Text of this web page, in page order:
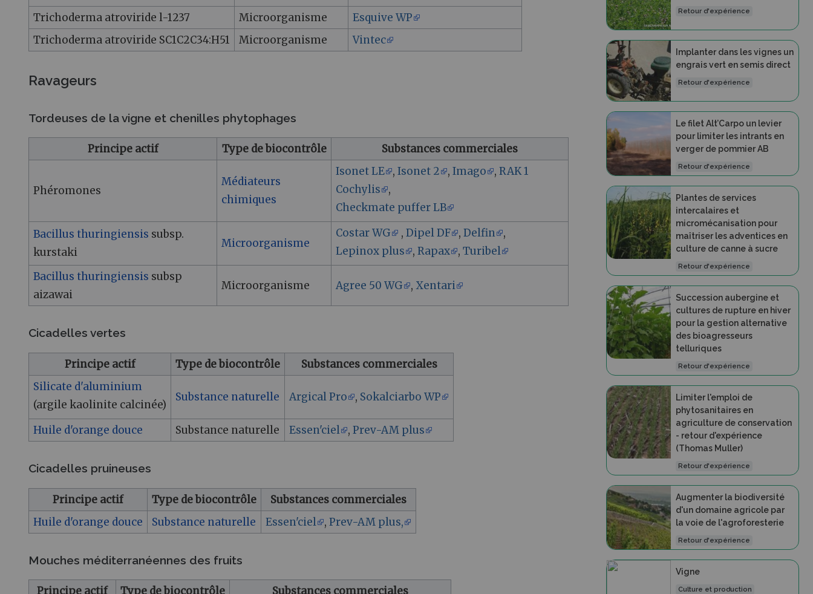
Trichoderma atroviride l-1237 Microorganisme
Esquive WP
Trichoderma atroviride SC1C2C34:H51
Microorganisme Vintec
Ravageurs
Tordeuses de la vigne et chenilles phytophages
Principe actif Type de biocontrôle Substances commerciales
Phéromones
Médiateurs
chimiques
Isonet LE , Isonet 2 , Imago , RAK 1
Cochylis
,
Checkmate puffer LB
Bacillus thuringiensis subsp.
kurstaki
Microorganisme
Costar WG , Dipel DF , Delfin
,
Lepinox plus
, Rapax , Turibel
Bacillus thuringiensis subsp
aizawai
Microorganisme Agree 50 WG , Xentari
Cicadelles vertes
Principe actif Type de biocontrôle
Substances commerciales
Silicate d'aluminium
(argile kaolinite calcinée)
Substance naturelle Argical Pro , Sokalciarbo WP
Huile d'orange douce Substance naturelle Essen'ciel , Prev-AM plus
Cicadelles pruineuses
Principe actif Type de biocontrôle
Substances commerciales
Huile d'orange douce
Substance naturelle Essen'ciel , Prev-AM plus,
Mouches méditerranéennes des fruits
Principe actif Type de biocontrôle Substances commerciales
Retour d'expérience
Implanter dans les vignes un
engrais vert en semis direct
Retour d'expérience
Le filet Alt’Carpo un levier
pour limiter les intrants en
verger de pommier AB
Retour d'expérience
Plantes de services
intercalaires et
micromécanisation pour
maîtriser les adventices en
culture de canne à sucre
Retour d'expérience
Succession aubergine et
cultures de rupture en hiver
pour la gestion alternative
des bioagresseurs
telluriques
Retour d'expérience
Limiter l'emploi de
phytosanitaires en
agriculture de conservation
- retour d'expérience
(Thomas Muller)
Retour d'expérience
Augmenter la biodiversité
d'un domaine agricole par
la voie de l'agroforesterie
Retour d'expérience
Vigne
Culture et production